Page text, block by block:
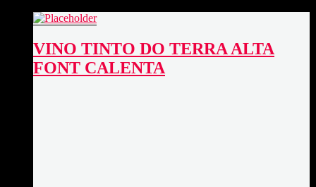
VINO TINTO DO TERRA ALTA
FONT CALENTA